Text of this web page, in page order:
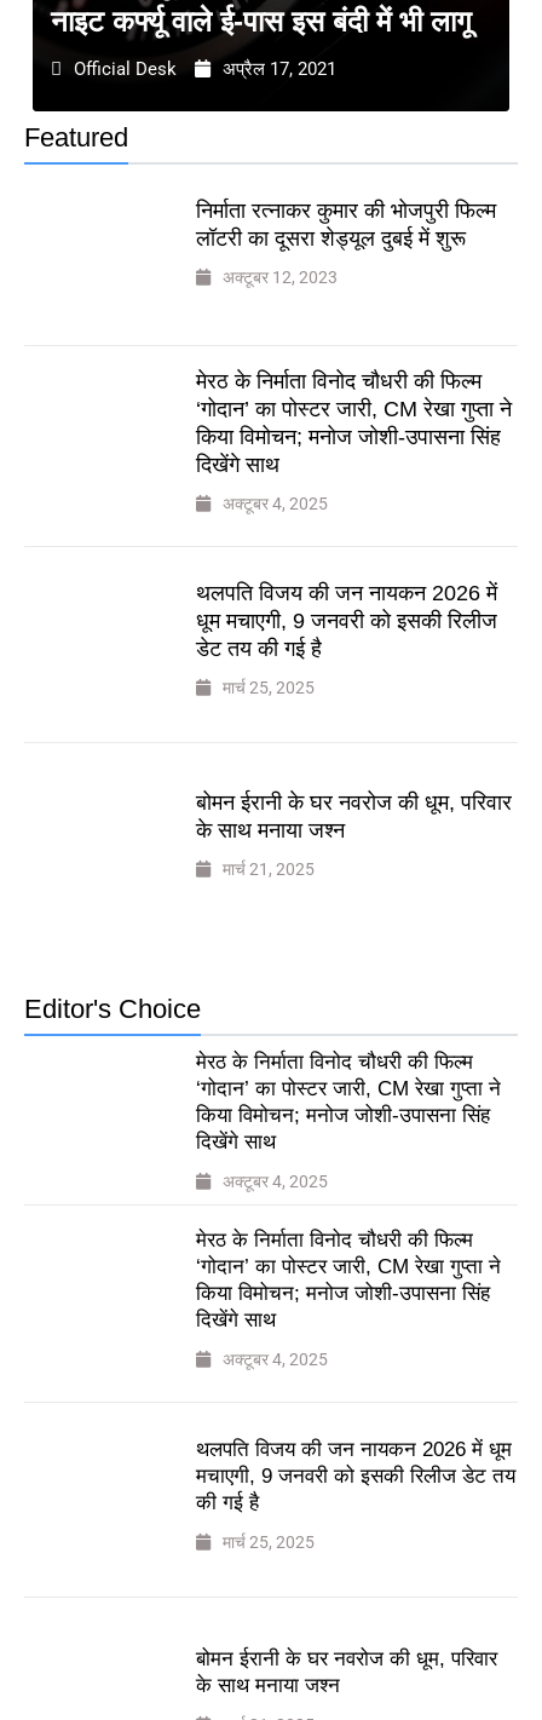
Featured
निर्माता रत्नाकर कुमार की भोजपुरी फिल्म
लॉटरी का दूसरा शेड्यूल दुबई में शुरू
अक्टूबर 12, 2023
मेरठ के निर्माता विनोद चौधरी की फिल्म
‘गोदान’ का पोस्टर जारी, CM रेखा गुप्ता ने
किया विमोचन; मनोज जोशी-उपासना सिंह
दिखेंगे साथ
अक्टूबर 4, 2025
थलपति विजय की जन नायकन 2026 में
धूम मचाएगी, 9 जनवरी को इसकी रिलीज
डेट तय की गई है
मार्च 25, 2025
बोमन ईरानी के घर नवरोज की धूम, परिवार
के साथ मनाया जश्न
मार्च 21, 2025
नाइट कर्फ्यू वाले ई-पास इस बंदी में भी लागू
Official Desk अप्रैल 17, 2021
Editor's Choice
मेरठ के निर्माता विनोद चौधरी की फिल्म
‘गोदान’ का पोस्टर जारी, CM रेखा गुप्ता ने
किया विमोचन; मनोज जोशी-उपासना सिंह
दिखेंगे साथ
अक्टूबर 4, 2025
मेरठ के निर्माता विनोद चौधरी की फिल्म
‘गोदान’ का पोस्टर जारी, CM रेखा गुप्ता ने
किया विमोचन; मनोज जोशी-उपासना सिंह
दिखेंगे साथ
अक्टूबर 4, 2025
थलपति विजय की जन नायकन 2026 में धूम
मचाएगी, 9 जनवरी को इसकी रिलीज डेट तय
की गई है
मार्च 25, 2025
बोमन ईरानी के घर नवरोज की धूम, परिवार
के साथ मनाया जश्न